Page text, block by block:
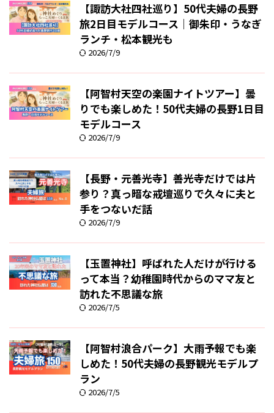
【諏訪大社四社巡り】50代夫婦の長野
旅2日目モデルコース｜御朱印・うなぎ
ランチ・松本観光も
2026/7/9
【阿智村天空の楽園ナイトツアー】曇
りでも楽しめた！50代夫婦の長野1日目
モデルコース
2026/7/9
【長野・元善光寺】善光寺だけでは片
参り？真っ暗な戒壇巡りで久々に夫と
手をつないだ話
2026/7/9
【玉置神社】呼ばれた人だけが行ける
って本当？幼稚園時代からのママ友と
訪れた不思議な旅
2026/7/5
【阿智村浪合パーク】大雨予報でも楽
しめた！50代夫婦の長野観光モデルプ
ラン
2026/7/5